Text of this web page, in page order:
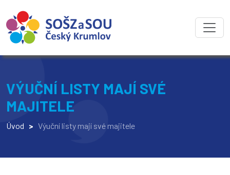
VÝUČNÍ LISTY MAJÍ SVÉ
MAJITELE
Úvod > Výuční listy mají své majitele